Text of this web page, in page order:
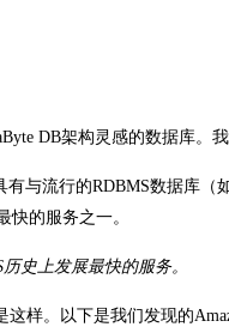
DB架构灵感的数据库。我
与流行的RDBMS数据库（
快的服务之一。
历史上发展最快的服务。
样。以下是我们发现的